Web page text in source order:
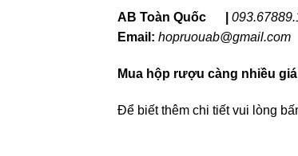
AB Toàn Quốc |
Email: hopruouab@gmail.com
Mua hộp rượu càng nhiều
Để biết thêm chi tiết vui lòng